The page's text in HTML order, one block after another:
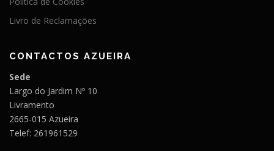
Livro de Reclamações
CONTACTOS AZUEIRA
Sede
Largo do Jardim Nº 10
Livramento
2665-015 Azueira
Telef: 261961529